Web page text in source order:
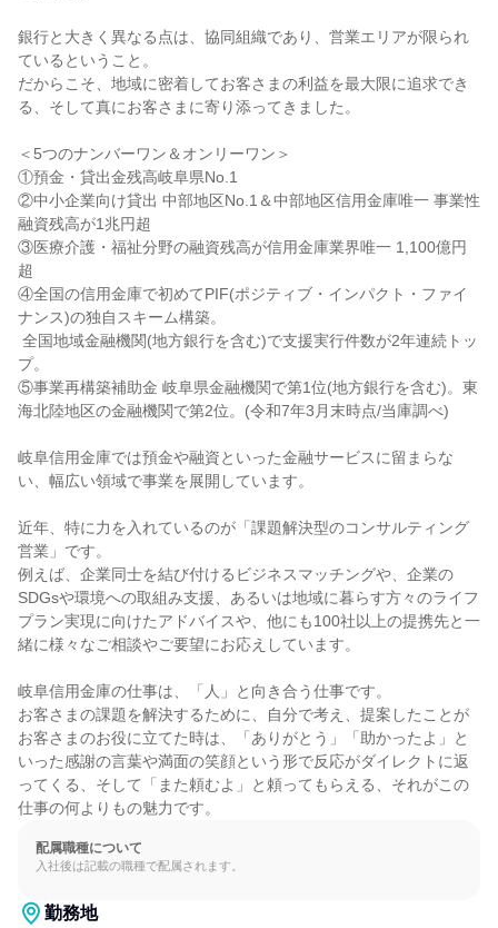
銀行と大きく異なる点は、協同組織であり、営業エリアが限られ
ているということ。
だからこそ、地域に密着してお客さまの利益を最大限に追求でき
る、そして真にお客さまに寄り添ってきました。
＜5つのナンバーワン＆オンリーワン＞
①預金・貸出金残高岐阜県No.1
②中小企業向け貸出 中部地区No.1＆中部地区信用金庫唯一 事業性
融資残高が1兆円超
③医療介護・福祉分野の融資残高が信用金庫業界唯一 1,100億円
超
④全国の信用金庫で初めてPIF(ポジティブ・インパクト・ファイ
ナンス)の独自スキーム構築。
プ。
⑤事業再構築補助金 岐阜県金融機関で第1位(地方銀行を含む)。東
海北陸地区の金融機関で第2位。(令和7年3月末時点/当庫調べ)
岐阜信用金庫では預金や融資といった金融サービスに留まらな
い、幅広い領域で事業を展開しています。
近年、特に力を入れているのが「課題解決型のコンサルティング
営業」です。
例えば、企業同士を結び付けるビジネスマッチングや、企業の
SDGsや環境への取組み支援、あるいは地域に暮らす方々のライフ
プラン実現に向けたアドバイスや、他にも100社以上の提携先と一
緒に様々なご相談やご要望にお応えしています。
岐阜信用金庫の仕事は、「人」と向き合う仕事です。
お客さまの課題を解決するために、自分で考え、提案したことが
お客さまのお役に立てた時は、「ありがとう」「助かったよ」と
いった感謝の言葉や満面の笑顔という形で反応がダイレクトに返
ってくる、そして「また頼むよ」と頼ってもらえる、それがこの
仕事の何よりもの魅力です。
配属職種について
入社後は記載の職種で配属されます。
勤務地